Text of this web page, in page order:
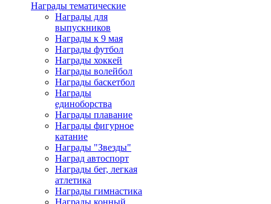
Награды тематические
Награды для
выпускников
Награды к 9 мая
Награды футбол
Награды хоккей
Награды волейбол
Награды баскетбол
Награды
единоборства
Награды плавание
Награды фигурное
катание
Награды "Звезды"
Наград автоспорт
Награды бег, легкая
атлетика
Награды гимнастика
Награды конный